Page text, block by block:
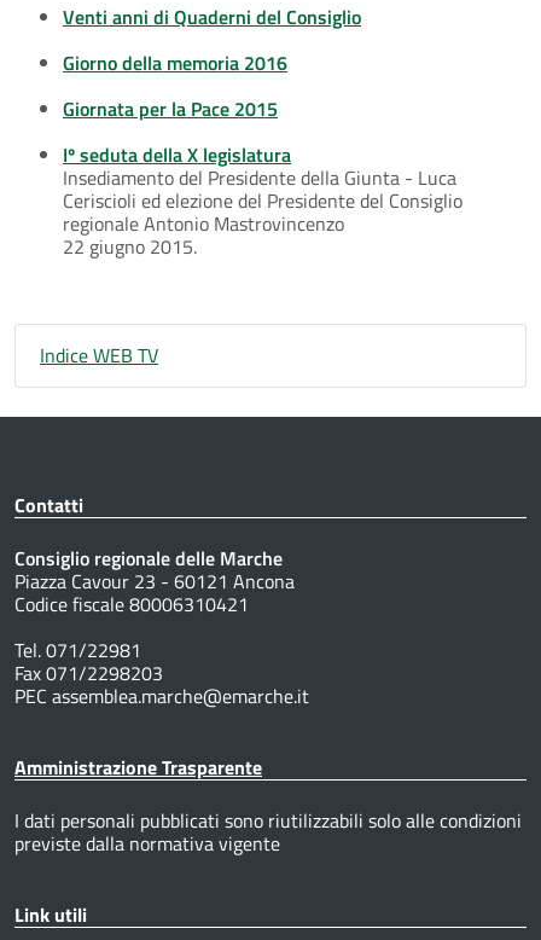
Venti anni di Quaderni del Consiglio
Giorno della memoria 2016
Giornata per la Pace 2015
Iº seduta della X legislatura
Insediamento del Presidente della Giunta - Luca
Ceriscioli ed elezione del Presidente del Consiglio
regionale Antonio Mastrovincenzo
22 giugno 2015.
Indice WEB TV
Contatti
Consiglio regionale delle Marche
Piazza Cavour 23 - 60121 Ancona
Codice fiscale 80006310421
Tel. 071/22981
Fax 071/2298203
PEC assemblea.marche@emarche.it
Amministrazione Trasparente
I dati personali pubblicati sono riutilizzabili solo alle condizioni
previste dalla normativa vigente
Link utili